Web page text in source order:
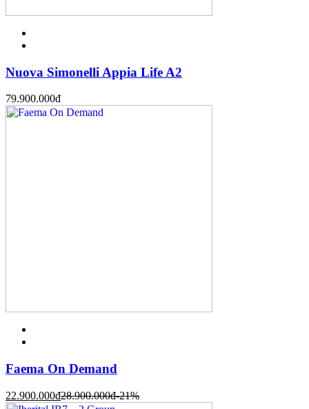
Nuova Simonelli Appia Life A2
79.900.000đ
Faema On Demand
22.900.000đ28.900.000đ-21%